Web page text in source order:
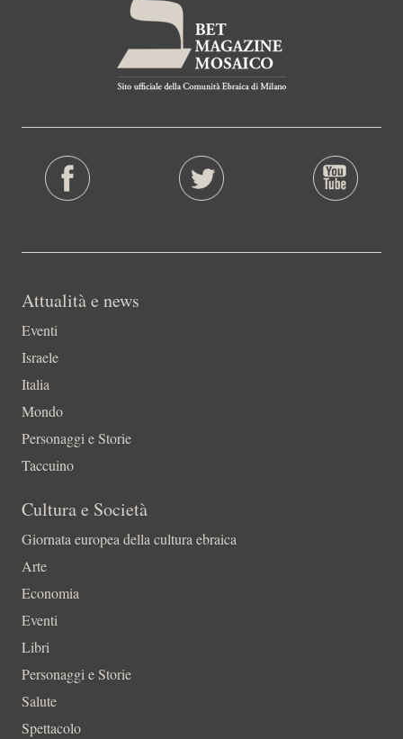
Attualità e news
Eventi
Israele
Italia
Mondo
Personaggi e Storie
Taccuino
Cultura e Società
Giornata europea della cultura ebraica
Arte
Economia
Eventi
Libri
Personaggi e Storie
Salute
Spettacolo